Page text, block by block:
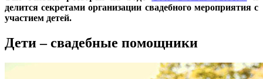
делится секретами организации свадебного мероприятия с
участием детей.
Дети – свадебные помощники